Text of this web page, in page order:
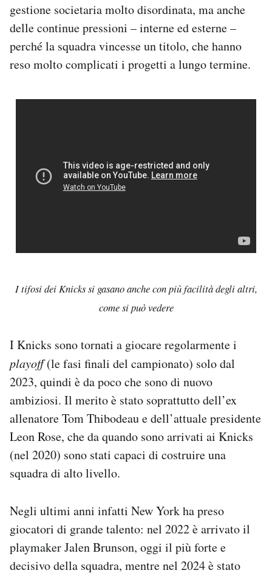
gestione societaria molto disordinata, ma anche
delle continue pressioni – interne ed esterne –
perché la squadra vincesse un titolo, che hanno
reso molto complicati i progetti a lungo termine.
I tifosi dei Knicks si gasano anche con più facilità degli altri,
come si può vedere
I Knicks sono tornati a giocare regolarmente i
playoff(le fasi finali del campionato) solo dal
2023, quindi è da poco che sono di nuovo
ambiziosi. Il merito è stato soprattutto dell’ex
allenatore Tom Thibodeau e dell’attuale presidente
Leon Rose, che da quando sono arrivati ai Knicks
(nel 2020) sono stati capaci di costruire una
squadra di alto livello.
Negli ultimi anni infatti New York ha preso
giocatori di grande talento: nel 2022 è arrivato il
playmaker Jalen Brunson, oggi il più forte e
decisivo della squadra, mentre nel 2024 è stato